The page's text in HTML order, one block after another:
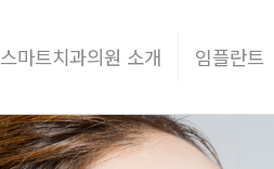
스마트치과의원 소개 임플란트